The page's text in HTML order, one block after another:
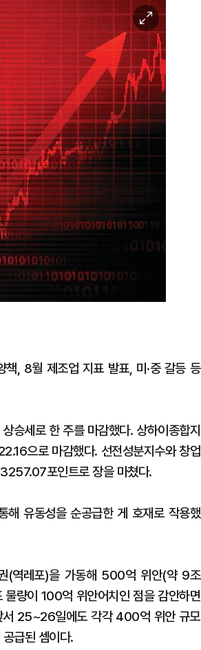
이
미
지
확
대
, 8월 제조업 지표 발표, 미·중 갈등 등
승세로 한 주를 마감했다. 상하이종합지
으로 마감했다. 선전성분지수와 창업
포인트로 장을 마쳤다.
해 유동성을 순공급한 게 호재로 작용했
(역레포)을 가동해 500억 위안(약 9조
량이 100억 위안어치인 점을 감안하면
서 25~26일에도 각각 400억 위안 규모
급된 셈이다.